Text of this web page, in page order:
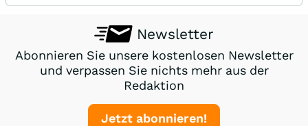
Newsletter
Abonnieren Sie unsere kostenlosen Newsletter
und verpassen Sie nichts mehr aus der
Redaktion
Jetzt abonnieren!